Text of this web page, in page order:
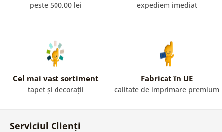
peste 500,00 lei expediem imediat
Cel mai vast sortiment
tapet și decorații
Fabricat în UE
calitate de imprimare premium
Serviciul Clienți